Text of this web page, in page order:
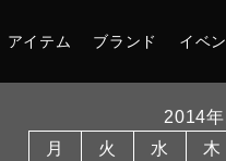
アイテム ブランド イベ
2014年
月
火 水 木